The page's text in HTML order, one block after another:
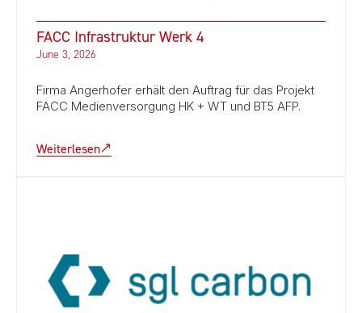
FACC Infrastruktur Werk 4
June 3, 2026
Firma Angerhofer erhält den Auftrag für das Projekt
FACC Medienversorgung HK + WT und BT5 AFP.
Weiterlesen